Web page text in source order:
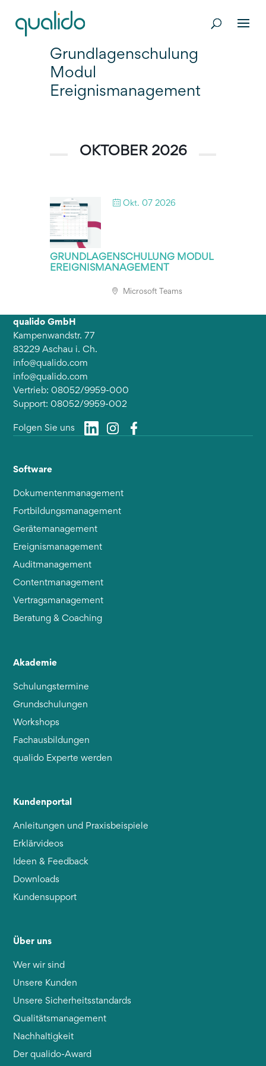
Grundlagenschulung
Modul
Ereignismanagement
OKTOBER 2026
Okt. 07 2026
GRUNDLAGENSCHULUNG MODUL
EREIGNISMANAGEMENT
Microsoft Teams
qualido GmbH
Kampenwandstr. 77
83229 Aschau i. Ch.
info@qualido.com
info@qualido.com
Vertrieb: 08052/9959-000
Support: 08052/9959-002
Folgen Sie uns
Software
Dokumentenmanagement
Fortbildungsmanagement
Gerätemanagement
Ereignismanagement
Auditmanagement
Contentmanagement
Vertragsmanagement
Beratung & Coaching
Akademie
Schulungstermine
Grundschulungen
Workshops
Fachausbildungen
qualido Experte werden
Kundenportal
Anleitungen und Praxisbeispiele
Erklärvideos
Ideen & Feedback
Downloads
Kundensupport
Über uns
Wer wir sind
Unsere Kunden
Unsere Sicherheitsstandards
Qualitätsmanagement
Nachhaltigkeit
Der qualido-Award